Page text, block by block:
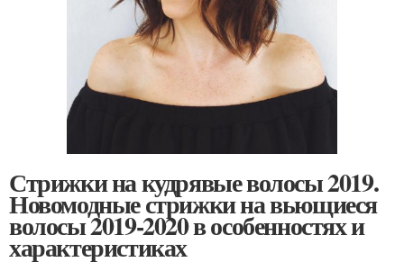
Стрижки на кудрявые волосы 2019.
Новомодные стрижки на вьющиеся
волосы 2019-2020 в особенностях и
характеристиках